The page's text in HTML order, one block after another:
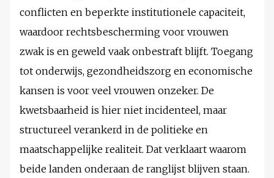
conflicten en beperkte institutionele capaciteit,
waardoor rechtsbescherming voor vrouwen
zwak is en geweld vaak onbestraft blijft. Toegang
tot onderwijs, gezondheidszorg en economische
kansen is voor veel vrouwen onzeker. De
kwetsbaarheid is hier niet incidenteel, maar
structureel verankerd in de politieke en
maatschappelijke realiteit. Dat verklaart waarom
beide landen onderaan de ranglijst blijven staan.